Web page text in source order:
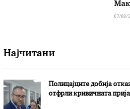
07/08/
Најчитани
Полицајците добија
отфрли кривичната